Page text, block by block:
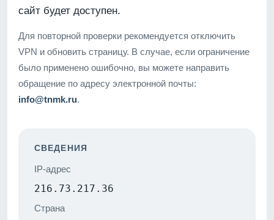
сайт будет доступен.
Для повторной проверки рекомендуется отключить
VPN и обновить страницу. В случае, если ограничение
было применено ошибочно, вы можете направить
обращение по адресу электронной почты:
info@tnmk.ru.
СВЕДЕНИЯ
IP-адрес
216.73.217.36
Страна